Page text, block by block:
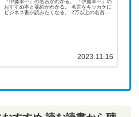
『伊藤羊一』の名言がわかる。 『伊藤羊一』の
おすすめ本と要約がわかる。 名言をキッカケに
ビジネス書が読みたくなる。 2万以上の名言を
2023.11.16